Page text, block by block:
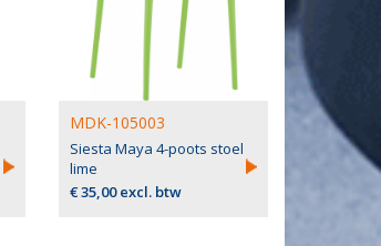
MDK-105003
Siesta Maya 4-poots stoel
lime
€ 35,00 excl. btw